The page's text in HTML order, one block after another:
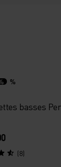
%
basses
(8)